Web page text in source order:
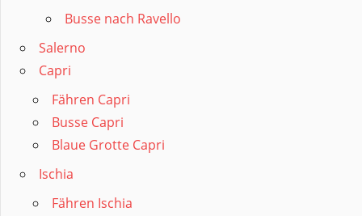
Busse nach Ravello
Salerno
Capri
Fähren Capri
Busse Capri
Blaue Grotte Capri
Ischia
Fähren Ischia